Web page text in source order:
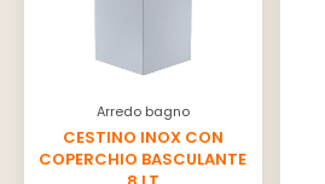
Arredo bagno
CESTINO INOX CON
COPERCHIO BASCULANTE